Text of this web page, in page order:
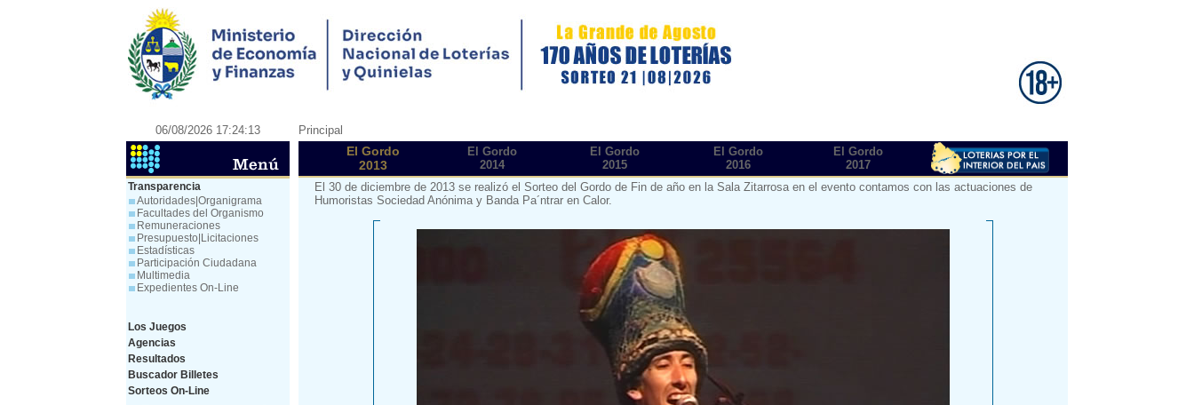
06/08/2026 17:24:13 Principal
Transparencia
Autoridades|Organigrama
Facultades del Organismo
Remuneraciones
Presupuesto|Licitaciones
Estadísticas
Participación Ciudadana
Multimedia
Expedientes On-Line
Los Juegos
Agencias
Resultados
Buscador Billetes
Sorteos On-Line
El Gordo
2013
El Gordo
2014
El Gordo
2015
El Gordo
2016
El Gordo
2017
El 30 de diciembre de 2013 se realizó el Sorteo del Gordo de Fin de año en la Sala Zitarrosa en el evento contamos con las actuaciones de
Humoristas Sociedad Anónima y Banda Pa´ntrar en Calor.